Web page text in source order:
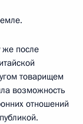
же после
товарищем
возможность
отношений